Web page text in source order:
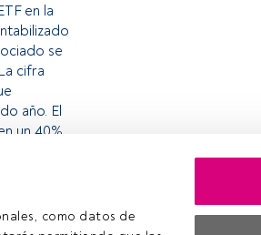
como datos de
en la
se
cifra
año. El
un 40%.
te